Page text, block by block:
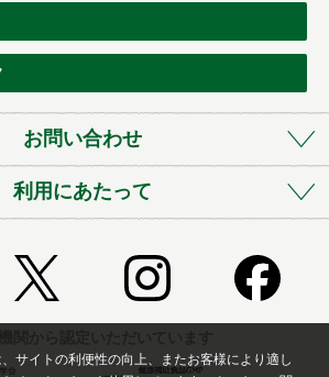
お問い合わせ
利用にあたって
サイトの利便性の向上、またお客様により適し